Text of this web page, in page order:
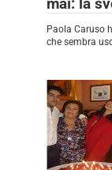
Paola Caruso
che sembra